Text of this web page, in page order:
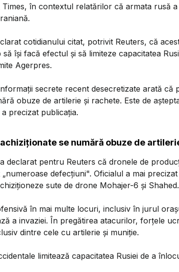
în contextul relatărilor că armata rusă
cotidianului citat, potrivit Reuters, că
îşi facă efectul şi să limiteze capacitatea
Agerpres.
secrete recent desecretizate arată că
obuze de artilerie şi rachete. Este de
precizat publicaţia.
se numără obuze de
declarat pentru Reuters că dronele de
defecţiuni". Oficialul a mai
sute de drone Mohajer-6 şi Shahed.
în mai multe locuri, inclusiv în jurul
a invaziei. În pregătirea atacurilor, forţele
dintre cele cu artilerie şi muniţie.
limitează capacitatea Rusiei de a